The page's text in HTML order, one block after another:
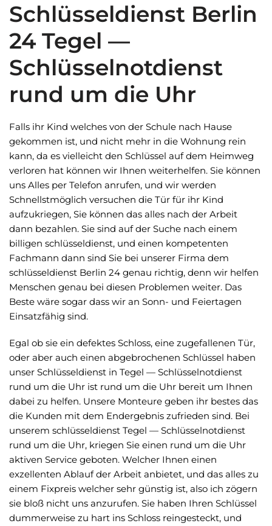
Schlüsseldienst Berlin
24 Tegel —
Schlüsselnotdienst
rund um die Uhr
Falls ihr Kind welches von der Schule nach Hause
gekommen ist, und nicht mehr in die Wohnung rein
kann, da es vielleicht den Schlüssel auf dem Heimweg
verloren hat können wir Ihnen weiterhelfen. Sie können
uns Alles per Telefon anrufen, und wir werden
Schnellstmöglich versuchen die Tür für ihr Kind
aufzukriegen, Sie können das alles nach der Arbeit
dann bezahlen. Sie sind auf der Suche nach einem
billigen schlüsseldienst, und einen kompetenten
Fachmann dann sind Sie bei unserer Firma dem
schlüsseldienst Berlin 24 genau richtig, denn wir helfen
Menschen genau bei diesen Problemen weiter. Das
Beste wäre sogar dass wir an Sonn- und Feiertagen
Einsatzfähig sind.
Egal ob sie ein defektes Schloss, eine zugefallenen Tür,
oder aber auch einen abgebrochenen Schlüssel haben
unser Schlüsseldienst in Tegel — Schlüsselnotdienst
rund um die Uhr ist rund um die Uhr bereit um Ihnen
dabei zu helfen. Unsere Monteure geben ihr bestes das
die Kunden mit dem Endergebnis zufrieden sind. Bei
unserem schlüsseldienst Tegel — Schlüsselnotdienst
rund um die Uhr, kriegen Sie einen rund um die Uhr
aktiven Service geboten. Welcher Ihnen einen
exzellenten Ablauf der Arbeit anbietet, und das alles zu
einem Fixpreis welcher sehr günstig ist, also ich zögern
sie bloß nicht uns anzurufen. Sie haben Ihren Schlüssel
dummerweise zu hart ins Schloss reingesteckt, und